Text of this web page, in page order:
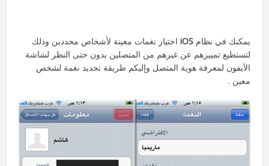
يمكنك في نظامiOS اختيار نغمات معينة لأشخاص محددين وذلك
لتستطيع تمييزهم عن غيرهم من المتصلين بدون حتى النظر لشاشة
الآيفون لمعرفة هوية المتصل وإليكم طريقة تحديد نغمة لشخص
معين .